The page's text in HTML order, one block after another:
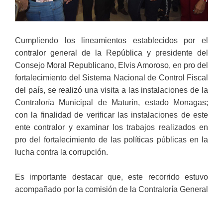
Cumpliendo los lineamientos establecidos por el
contralor general de la República y presidente del
Consejo Moral Republicano, Elvis Amoroso, en pro del
fortalecimiento del Sistema Nacional de Control Fiscal
del país, se realizó una visita a las instalaciones de la
Contraloría Municipal de Maturín, estado Monagas;
con la finalidad de verificar las instalaciones de este
ente contralor y examinar los trabajos realizados en
pro del fortalecimiento de las políticas públicas en la
lucha contra la corrupción.
Es importante destacar que, este recorrido estuvo
acompañado por la comisión de la Contraloría General